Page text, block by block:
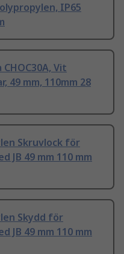
IP65
Vit
49 mm, 110mm 28
Skruvlock för
JB 49 mm 110 mm
Skydd för
JB 49 mm 110 mm